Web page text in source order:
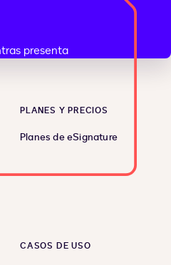
PLANES Y PRECIOS
Planes de eSignature
CASOS DE USO